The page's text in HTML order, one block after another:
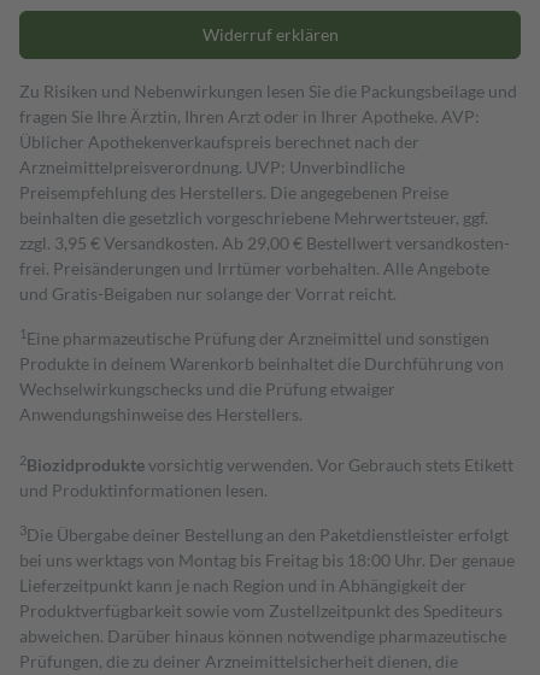
Widerruf erklären
Zu Risiken und Nebenwirkungen lesen Sie die Packungsbeilage und
fragen Sie Ihre Ärztin, Ihren Arzt oder in Ihrer Apotheke. AVP:
Üblicher Apothekenverkaufspreis berechnet nach der
Arzneimittelpreisverordnung. UVP: Unverbindliche
Preisempfehlung des Herstellers. Die angegebenen Preise
beinhalten die gesetzlich vorgeschriebene Mehrwertsteuer, ggf.
zzgl. 3,95 € Versandkosten. Ab 29,00 € Bestell­wert versand­kosten­
frei. Preisänderungen und Irrtümer vorbehalten. Alle Angebote
und Gratis-Beigaben nur solange der Vorrat reicht.
1 Eine pharmazeutische Prüfung der Arzneimittel und sonstigen
Produkte in deinem Warenkorb beinhaltet die Durchführung von
Wechselwirkungschecks und die Prüfung etwaiger
Anwendungshinweise des Herstellers.
2Biozidproduktevorsichtig verwenden. Vor Gebrauch stets Etikett
und Produktinformationen lesen.
3Die Übergabe deiner Bestellung an den Paketdienstleister erfolgt
bei uns werktags von Montag bis Freitag bis 18:00 Uhr. Der genaue
Lieferzeitpunkt kann je nach Region und in Abhängigkeit der
Produktverfügbarkeit sowie vom Zustellzeitpunkt des Spediteurs
abweichen. Darüber hinaus können notwendige pharmazeutische
Prüfungen, die zu deiner Arzneimittelsicherheit dienen, die